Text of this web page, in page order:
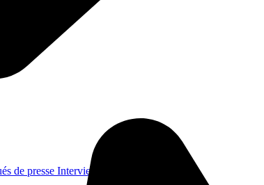
de presse Interviews